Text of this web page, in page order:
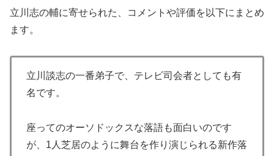
立川志の輔に寄せられた、コメントや評価を以下にまとめ
ます。
立川談志の一番弟子で、テレビ司会者としても有
名です。
座ってのオーソドックスな落語も面白いのです
が、1人芝居のように舞台を作り演じられる新作落